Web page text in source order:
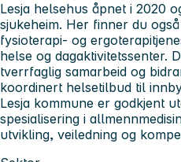
Lesja helsehus åpnet i 2020
sjukeheim. Her finner du
fysioterapi- og
helse og dagaktivitetssenter.
tverrfaglig samarbeid og
koordinert helsetilbud til
Lesja kommune er godkjent
spesialisering i
utvikling, veiledning og